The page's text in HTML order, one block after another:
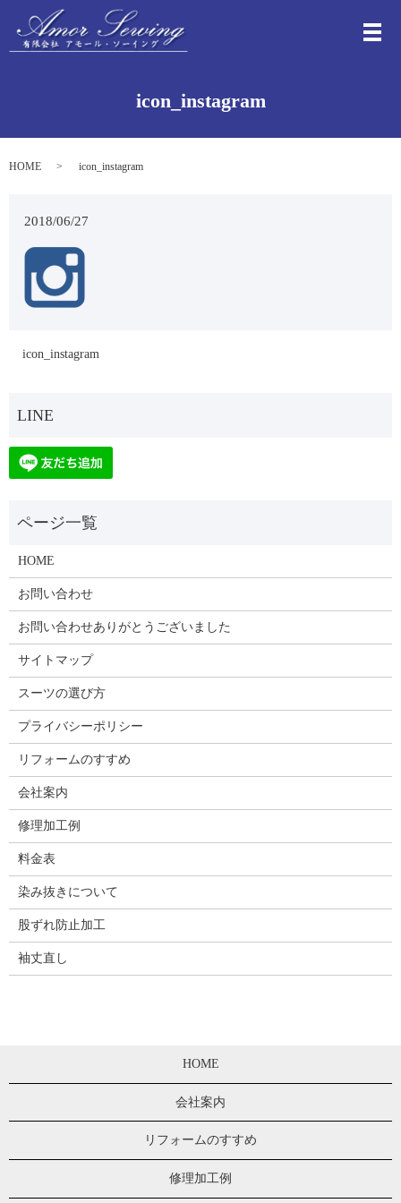
メ
icon_instagram
HOME icon_instagram
2018/06/27
icon_instagram
HOME
お問い合わせ
お問い合わせありがとうございました
サイトマップ
スーツの選び方
プライバシーポリシー
リフォームのすすめ
会社案内
修理加工例
料金表
染み抜きについて
股ずれ防止加工
袖丈直し
HOME
会社案内
リフォームのすすめ
修理加工例